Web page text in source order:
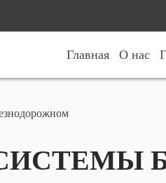
Главная О нас